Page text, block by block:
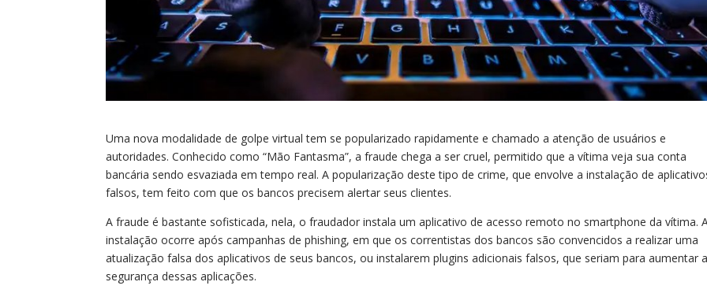
Uma nova modalidade de golpe virtual tem se popularizado rapidamente e chamado a atenção de usuários e
autoridades. Conhecido como “Mão Fantasma”, a fraude chega a ser cruel, permitido que a vítima veja sua conta
bancária sendo esvaziada em tempo real. A popularização deste tipo de crime, que envolve a instalação de
falsos, tem feito com que os bancos precisem alertar seus clientes.
A fraude é bastante sofisticada, nela, o fraudador instala um aplicativo de acesso remoto no smartphone da vítima.
instalação ocorre após campanhas de phishing, em que os correntistas dos bancos são convencidos a realizar uma
atualização falsa dos aplicativos de seus bancos, ou instalarem plugins adicionais falsos, que seriam para aumentar a
segurança dessas aplicações.